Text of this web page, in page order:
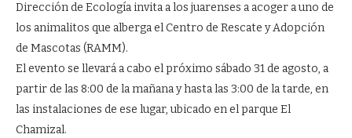
Dirección de Ecología invita a los juarenses a acoger a uno de
los animalitos que alberga el Centro de Rescate y Adopción
de Mascotas (RAMM).
El evento se llevará a cabo el próximo sábado 31 de agosto, a
partir de las 8:00 de la mañana y hasta las 3:00 de la tarde, en
las instalaciones de ese lugar, ubicado en el parque El
Chamizal.